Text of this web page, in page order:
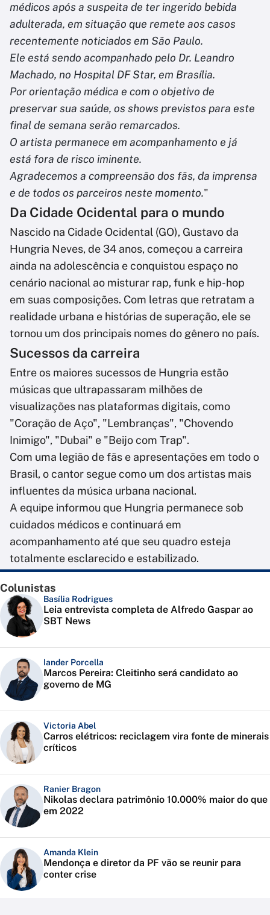
médicos após a suspeita de ter ingerido bebida
adulterada, em situação que remete aos casos
recentemente noticiados em São Paulo.
Ele está sendo acompanhado pelo Dr. Leandro
Machado, no Hospital DF Star, em Brasília.
Por orientação médica e com o objetivo de
preservar sua saúde, os shows previstos para este
final de semana serão remarcados.
O artista permanece em acompanhamento e já
está fora de risco iminente.
Agradecemos a compreensão dos fãs, da imprensa
e de todos os parceiros neste momento."
Da Cidade Ocidental para o mundo
Nascido na Cidade Ocidental (GO), Gustavo da
Hungria Neves, de 34 anos, começou a carreira
ainda na adolescência e conquistou espaço no
cenário nacional ao misturar rap, funk e hip-hop
em suas composições. Com letras que retratam a
realidade urbana e histórias de superação, ele se
tornou um dos principais nomes do gênero no país.
Sucessos da carreira
Entre os maiores sucessos de Hungria estão
músicas que ultrapassaram milhões de
visualizações nas plataformas digitais, como
"Coração de Aço", "Lembranças", "Chovendo
Inimigo", "Dubai" e "Beijo com Trap".
Com uma legião de fãs e apresentações em todo o
Brasil, o cantor segue como um dos artistas mais
influentes da música urbana nacional.
A equipe informou que Hungria permanece sob
cuidados médicos e continuará em
acompanhamento até que seu quadro esteja
totalmente esclarecido e estabilizado.
Colunistas
Basília Rodrigues
Leia entrevista completa de Alfredo Gaspar ao
SBT News
Iander Porcella
Marcos Pereira: Cleitinho será candidato ao
governo de MG
Victoria Abel
Carros elétricos: reciclagem vira fonte de minerais
críticos
Ranier Bragon
Nikolas declara patrimônio 10.000% maior do que
em 2022
Amanda Klein
Mendonça e diretor da PF vão se reunir para
conter crise